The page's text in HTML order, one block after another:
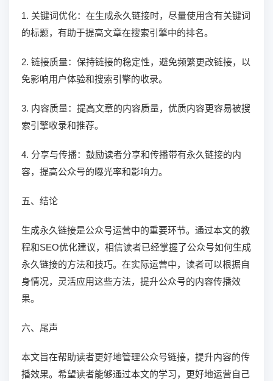
1. 关键词优化：在生成永久链接时，尽量使用含有关键词
的标题，有助于提高文章在搜索引擎中的排名。
2. 链接质量：保持链接的稳定性，避免频繁更改链接，以
免影响用户体验和搜索引擎的收录。
3. 内容质量：提高文章的内容质量，优质内容更容易被搜
索引擎收录和推荐。
4. 分享与传播：鼓励读者分享和传播带有永久链接的内
容，提高公众号的曝光率和影响力。
五、结论
生成永久链接是公众号运营中的重要环节。通过本文的教
程和SEO优化建议，相信读者已经掌握了公众号如何生成
永久链接的方法和技巧。在实际运营中，读者可以根据自
身情况，灵活应用这些方法，提升公众号的内容传播效
果。
六、尾声
本文旨在帮助读者更好地管理公众号链接，提升内容的传
播效果。希望读者能够通过本文的学习，更好地运营自己